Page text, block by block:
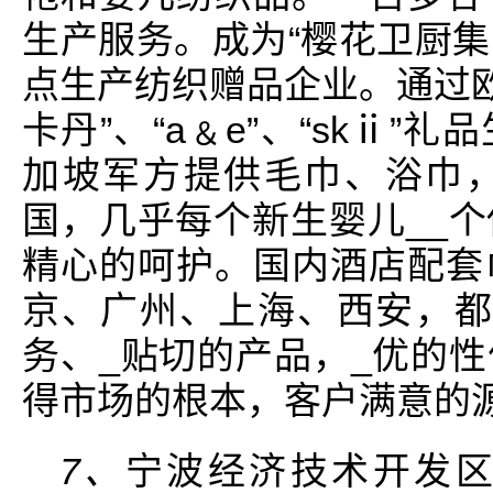
生产服务。成为“樱花卫厨
点生产纺织赠品企业。通过
卡丹”、“a﹠e”、“skⅱ”礼
加坡军方提供毛巾、浴巾
国，几乎每个新生婴儿__
精心的呵护。国内酒店配
京、广州、上海、西安，
务、_贴切的产品，_优的
得市场的根本，客户满意的
7、 宁波经济技术开发